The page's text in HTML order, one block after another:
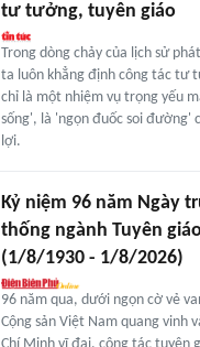
tư tưởng, tuyên giáo
Trong dòng chảy của lịch sử
ta luôn khẳng định công tác tư
chỉ là một nhiệm vụ trọng yếu
sống', là 'ngọn đuốc soi đường'
lợi.
Kỷ niệm 96 năm Ngày
thống ngành Tuyên
(1/8/1930 - 1/8/2026)
96 năm qua, dưới ngọn cờ vẻ
Cộng sản Việt Nam quang vinh